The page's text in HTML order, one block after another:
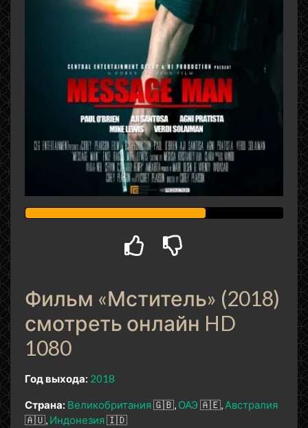
Фильм «Мститель» (2018)
смотреть онлайн HD
1080
Год выхода: 2018
Страна: Великобритания🇬🇧 ОАЭ 🇦🇪 Австралия
🇦🇺 Индонезия🇮🇩